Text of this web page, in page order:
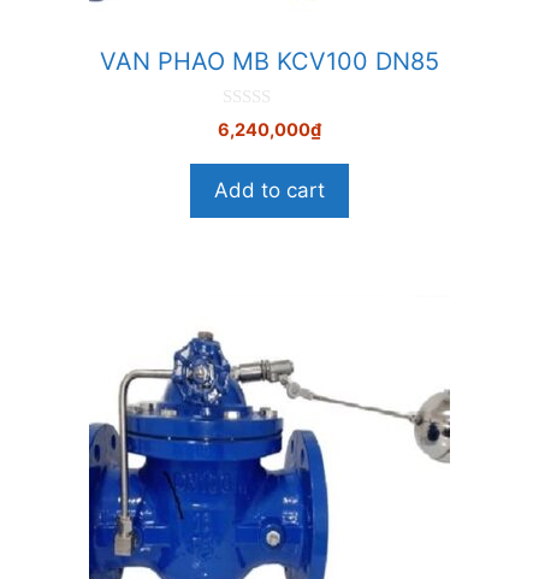
VAN PHAO MB KCV100 DN85
0
n
à
5
6,240,000₫
Add to cart